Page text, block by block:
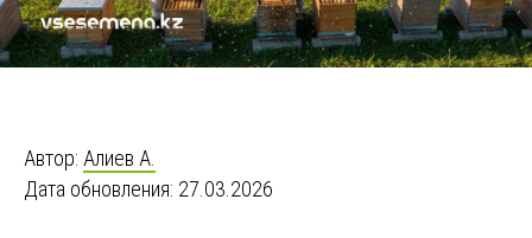
Автор: Алиев А.
Дата обновления: 27.03.2026